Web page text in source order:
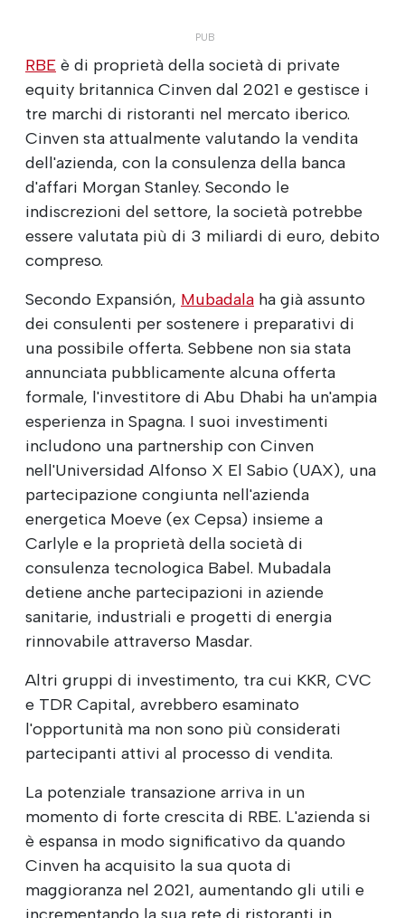
RBE è di proprietà della società di private
equity britannica Cinven dal 2021 e gestisce i
tre marchi di ristoranti nel mercato iberico.
Cinven sta attualmente valutando la vendita
dell'azienda, con la consulenza della banca
d'affari Morgan Stanley. Secondo le
indiscrezioni del settore, la società potrebbe
essere valutata più di 3 miliardi di euro, debito
compreso.
Secondo Expansión, Mubadala ha già assunto
dei consulenti per sostenere i preparativi di
una possibile offerta. Sebbene non sia stata
annunciata pubblicamente alcuna offerta
formale, l'investitore di Abu Dhabi ha un'ampia
esperienza in Spagna. I suoi investimenti
includono una partnership con Cinven
nell'Universidad Alfonso X El Sabio (UAX), una
partecipazione congiunta nell'azienda
energetica Moeve (ex Cepsa) insieme a
Carlyle e la proprietà della società di
consulenza tecnologica Babel. Mubadala
detiene anche partecipazioni in aziende
sanitarie, industriali e progetti di energia
rinnovabile attraverso Masdar.
Altri gruppi di investimento, tra cui KKR, CVC
e TDR Capital, avrebbero esaminato
l'opportunità ma non sono più considerati
partecipanti attivi al processo di vendita.
La potenziale transazione arriva in un
momento di forte crescita di RBE. L'azienda si
è espansa in modo significativo da quando
Cinven ha acquisito la sua quota di
maggioranza nel 2021, aumentando gli utili e